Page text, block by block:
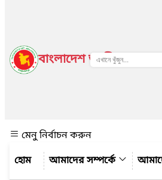
বাংলাদেশ জাতীয় তথ্য
মেনু নির্বাচন করুন
আমাদের সম্পর্কে